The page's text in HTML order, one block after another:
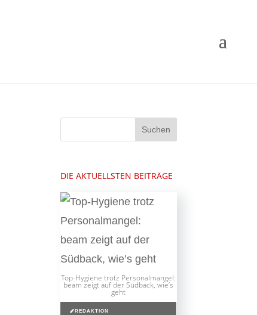
DIE AKTUELLSTEN BEITRÄGE
Top-Hygiene trotz Personalmangel:
beam zeigt auf der Südback, wie’s
geht
REDAKTION